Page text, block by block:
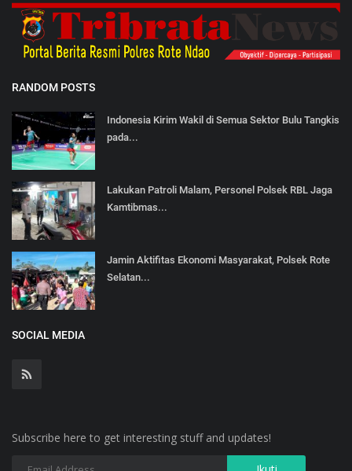
RANDOM POSTS
Indonesia Kirim Wakil di Semua Sektor Bulu Tangkis
pada...
Lakukan Patroli Malam, Personel Polsek RBL Jaga
Kamtibmas...
Jamin Aktifitas Ekonomi Masyarakat, Polsek Rote
Selatan...
SOCIAL MEDIA
Subscribe here to get interesting stuff and updates!